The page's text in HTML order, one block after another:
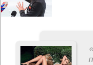
«